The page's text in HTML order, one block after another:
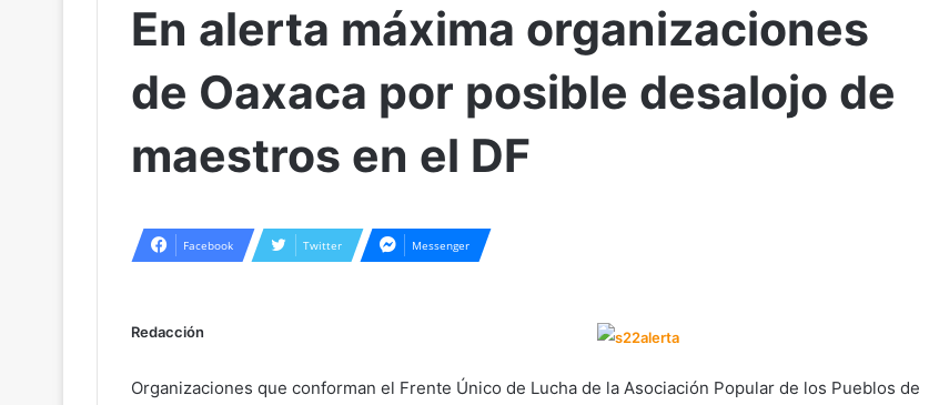
En alerta máxima organizaciones
de Oaxaca por posible desalojo de
maestros en el DF
Facebook Twitter Messenger
Redacción
Organizaciones que conforman el Frente Único de Lucha de la Asociación Popular de los Pueblos de